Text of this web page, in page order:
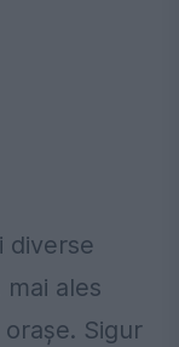
diverse
ales
Sigur